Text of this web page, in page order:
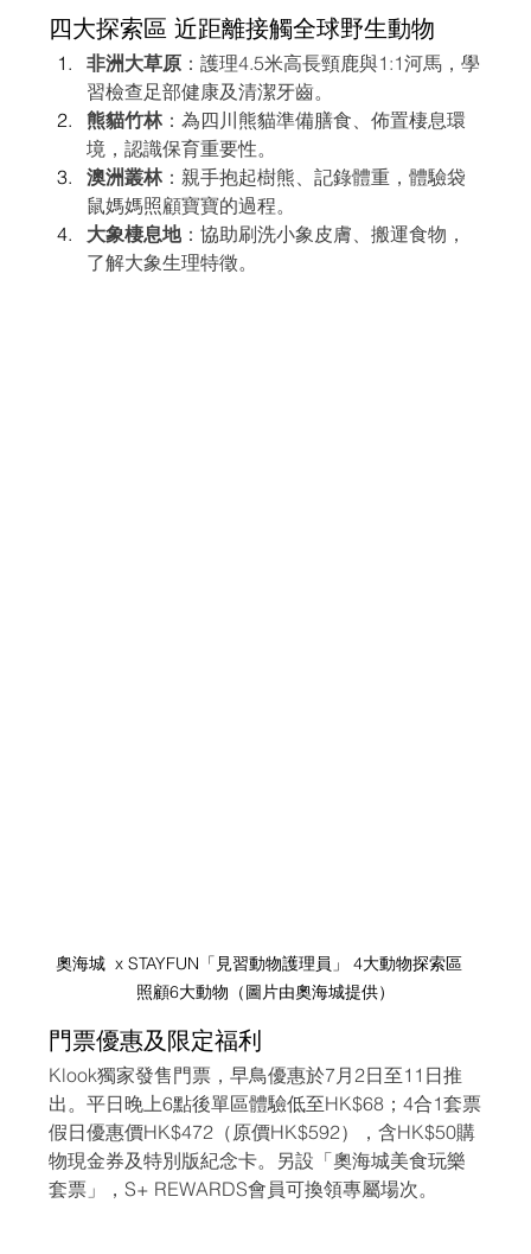
四大探索區 近距離接觸全球野生動物
非洲大草原：護理4.5米高長頸鹿與1:1河馬，學
習檢查足部健康及清潔牙齒。
熊貓竹林：為四川熊貓準備膳食、佈置棲息環
境，認識保育重要性。
澳洲叢林：親手抱起樹熊、記錄體重，體驗袋
鼠媽媽照顧寶寶的過程。
大象棲息地：協助刷洗小象皮膚、搬運食物，
了解大象生理特徵。
奧海城  x STAYFUN「見習動物護理員」 4大動物探索區
照顧6大動物（圖片由奧海城提供）
門票優惠及限定福利
Klook獨家發售門票，早鳥優惠於7月2日至11日推
出。平日晚上6點後單區體驗低至HK$68；4合1套票
假日優惠價HK$472（原價HK$592），含HK$50購
物現金券及特別版紀念卡。另設「奧海城美食玩樂
套票」，S+ REWARDS會員可換領專屬場次。